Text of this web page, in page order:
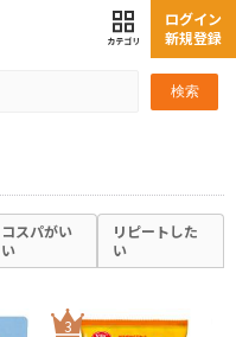
検索
ログイン
新規登録
コスパがい
い
リピートした
い
3